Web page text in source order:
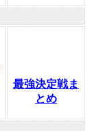
最強決定戦ま
とめ